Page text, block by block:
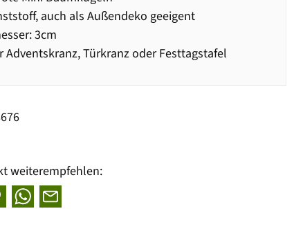
auch als Außendeko geeigent
3cm
Türkranz oder Festtagstafel
weiterempfehlen: